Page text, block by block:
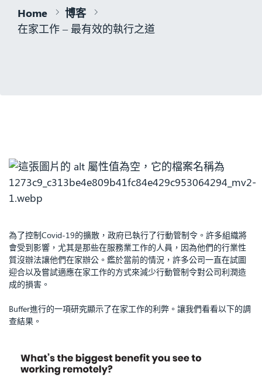
Home
博客
在家工作 – 最有效的執行之道
為了控制Covid-19的擴散，政府已執行了行動管制令。許多組織將
會受到影響，尤其是那些在服務業工作的人員，因為他們的行業性
質沒辦法讓他們在家辦公。鑑於當前的情況，許多公司一直在試圖
迎合以及嘗試適應在家工作的方式來減少行動管制令對公司利潤造
成的損害。
Buffer進行的一項研究顯示了在家工作的利弊。讓我們看看以下的調
查結果。